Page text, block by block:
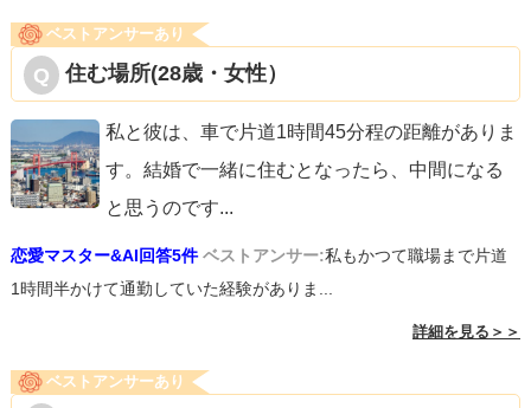
ベストアンサーあり
住む場所(28歳・女性）
私と彼は、車で片道1時間45分程の距離がありま
す。結婚で一緒に住むとなったら、中間になる
と思うのです...
恋愛マスター&AI回答5件 ベストアンサー:私もかつて職場まで片道
1時間半かけて通勤していた経験がありま...
詳細を見る＞＞
ベストアンサーあり